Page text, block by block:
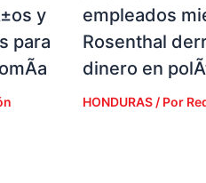
y
para
empleados
Rosenthal
dinero en
HONDURAS/ Por